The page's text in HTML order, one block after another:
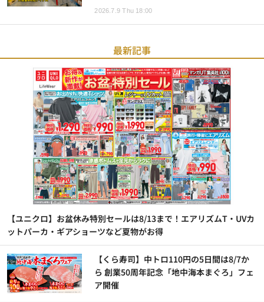
2026.7.9 Thu 18:00
最新記事
【ユニクロ】お盆休み特別セールは8/13まで！エアリズムT・UVカ
ットパーカ・ギアショーツなど夏物がお得
【くら寿司】中トロ110円の5日間は8/7か
ら 創業50周年記念「地中海本まぐろ」フェ
ア開催